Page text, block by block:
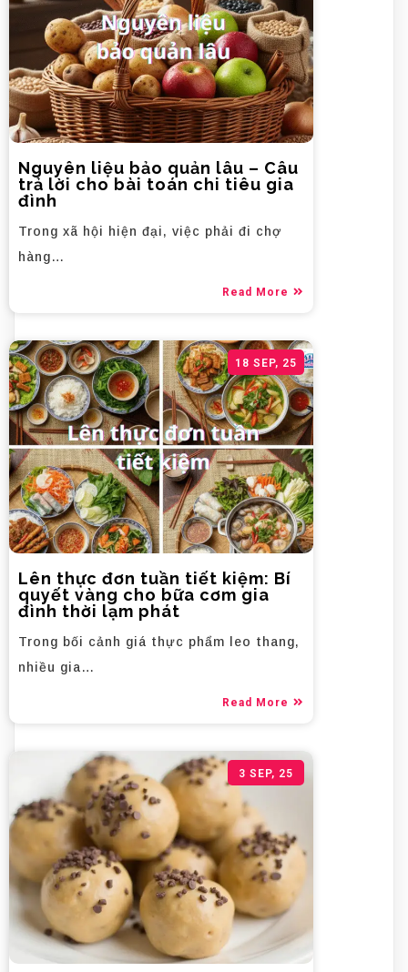
Nguyên liệu bảo quản lâu – Câu
trả lời cho bài toán chi tiêu gia
đình
Trong xã hội hiện đại, việc phải đi chợ
hàng…
Read More
Lên thực đơn tuần tiết kiệm: Bí
quyết vàng cho bữa cơm gia
đình thời lạm phát
18 SEP, 25
Trong bối cảnh giá thực phẩm leo thang,
nhiều gia…
Read More
3 SEP, 25